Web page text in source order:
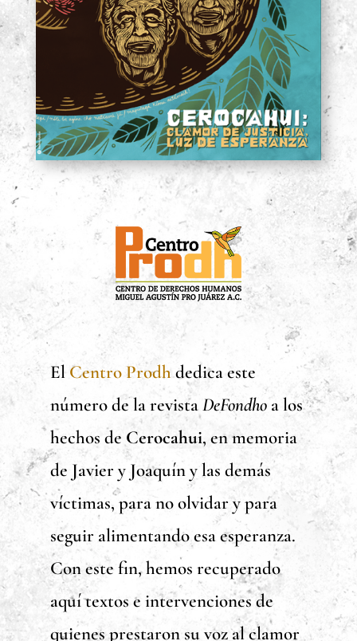
El Centro Prodhdedica este
número de la revistaDeFondhoa los
hechos de Cerocahui, en memoria
de Javier y Joaquín y las demás
víctimas, para no olvidar y para
seguir alimentando esa esperanza.
Con este fin, hemos recuperado
aquí textos e intervenciones de
quienes prestaron su voz al clamor